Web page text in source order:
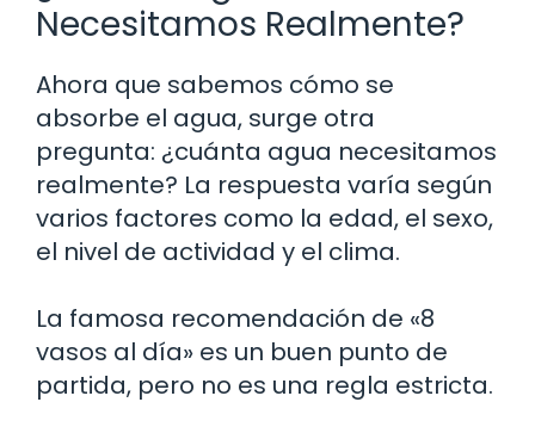
Necesitamos Realmente?
Ahora que sabemos cómo se
absorbe el agua, surge otra
pregunta: ¿cuánta agua necesitamos
realmente? La respuesta varía según
varios factores como la edad, el sexo,
el nivel de actividad y el clima.
La famosa recomendación de «8
vasos al día» es un buen punto de
partida, pero no es una regla estricta.